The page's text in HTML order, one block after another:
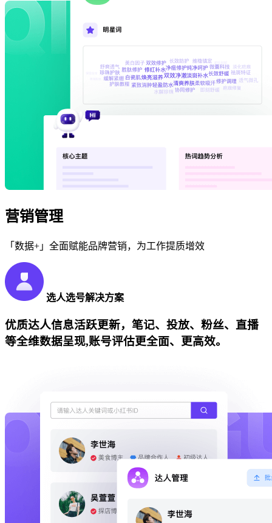
营销管理
「数据+」全面赋能品牌营销，为工作提质增效
选人选号解决方案
优质达人信息活跃更新，笔记、投放、粉丝、直播
等全维数据呈现,账号评估更全面、更高效。